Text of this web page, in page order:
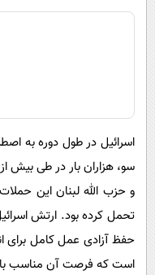
سو، هزاران بار در طی
و حزب الله لبنان این
تحمل کرده بود. ارتش
حفظ آزادی عمل کامل برای
است که فرصت آن مناسب